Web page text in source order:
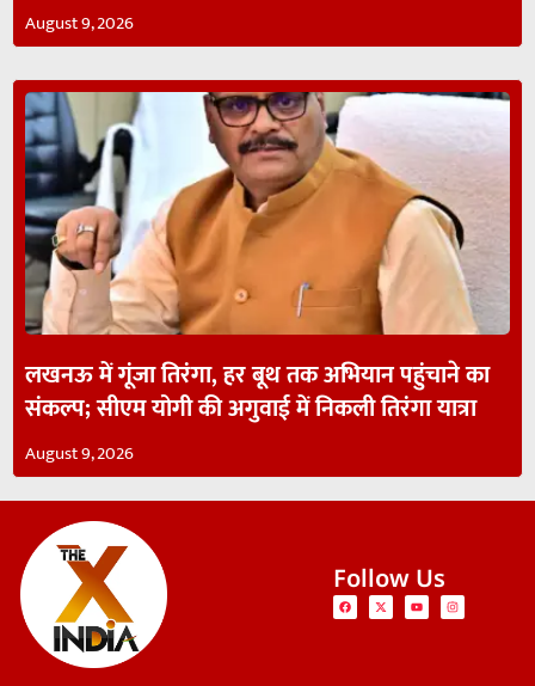
August 9, 2026
लखनऊ में गूंजा तिरंगा, हर बूथ तक अभियान पहुंचाने का
संकल्प; सीएम योगी की अगुवाई में निकली तिरंगा यात्रा
August 9, 2026
Follow Us